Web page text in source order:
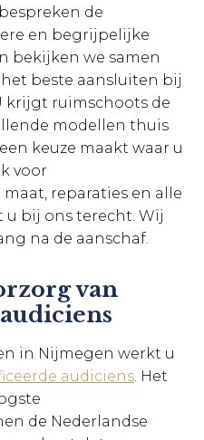
de
en begrijpelijke
bekijken we samen
beste aansluiten bij
krijgt ruimschoots de
modellen thuis
keuze maakt waar u
voor
reparaties en alle
u bij ons terecht. Wij
na de aanschaf.
van
in Nijmegen werkt u
audiciens. Het
de Nederlandse